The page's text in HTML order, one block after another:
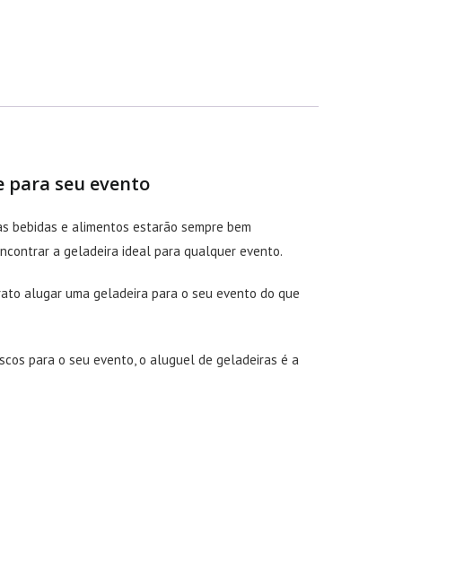
para seu evento
bebidas e alimentos estarão sempre bem
a geladeira ideal para qualquer evento.
alugar uma geladeira para o seu evento do que
para o seu evento, o aluguel de geladeiras é a